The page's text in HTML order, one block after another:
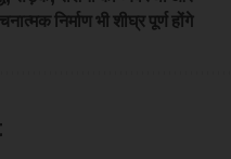
निर्माण भी शीघ्र पूर्ण होंगे